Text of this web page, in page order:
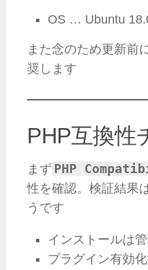
OS … Ubuntu
また念のため更新前
奨します
PHP互換性
まず PHP
性を確認。検証結果
うです
インストールは
プラグイン有効化